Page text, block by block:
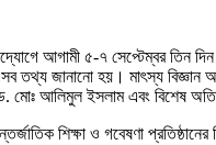
আগামী ৫-৭ সেপ্টেম্বর তিন
জানানো হয়। মাৎস্য বিজ্ঞান
মোঃ আলিমুল ইসলাম এবং বিশেষ
শিক্ষা ও গবেষণা প্রতিষ্ঠানের